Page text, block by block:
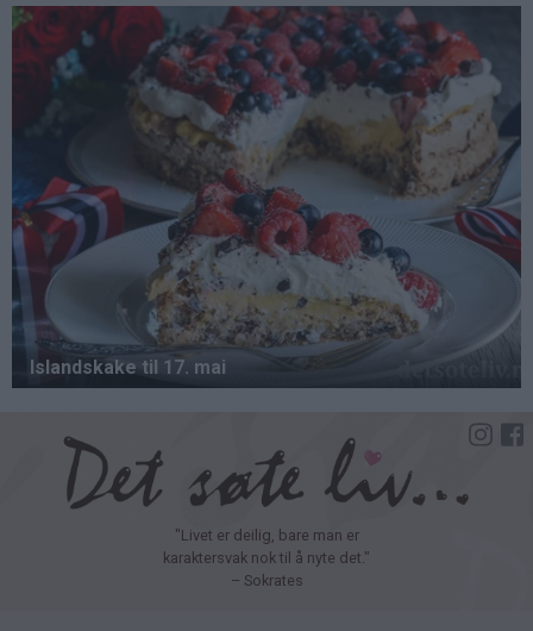
Hopp
hovedinnhold
"Livet er deilig, bare man er
karaktersvak nok til å nyte det."
– Sokrates